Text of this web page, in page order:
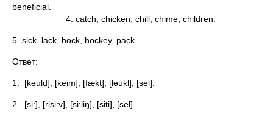
4. catch, chicken, chill, chime, children.
5. sick, lack, hock, hockey, pack.
Ответ:
1. [kəuld], [keim], [fækt], [ləukl], [sel].
2. [si:], [risi:v], [si:liŋ], [siti], [sel].